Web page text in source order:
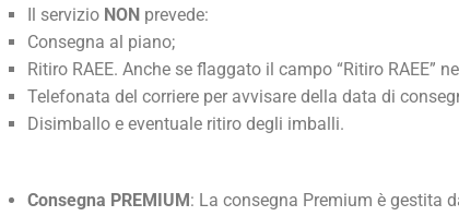
Il servizio NON prevede:
Consegna al piano;
Ritiro RAEE. Anche se flaggato il campo “Ritiro
Telefonata del corriere per avvisare della data di
Disimballo e eventuale ritiro degli imballi.
Consegna PREMIUM : La consegna Premium è gestita